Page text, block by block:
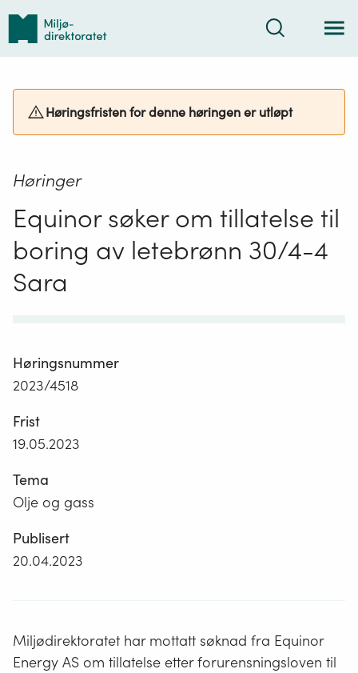
Tilbake
forsiden
Søk
Høringsfristen for denne høringen er utløpt
Høringer
Equinor søker om tillatelse til
boring av letebrønn 30/4-4
Sara
Høringsnummer
2023/4518
Frist
19.05.2023
Tema
Olje og gass
Publisert
20.04.2023
Miljødirektoratet har mottatt søknad fra Equinor
Energy AS om tillatelse etter forurensningsloven til